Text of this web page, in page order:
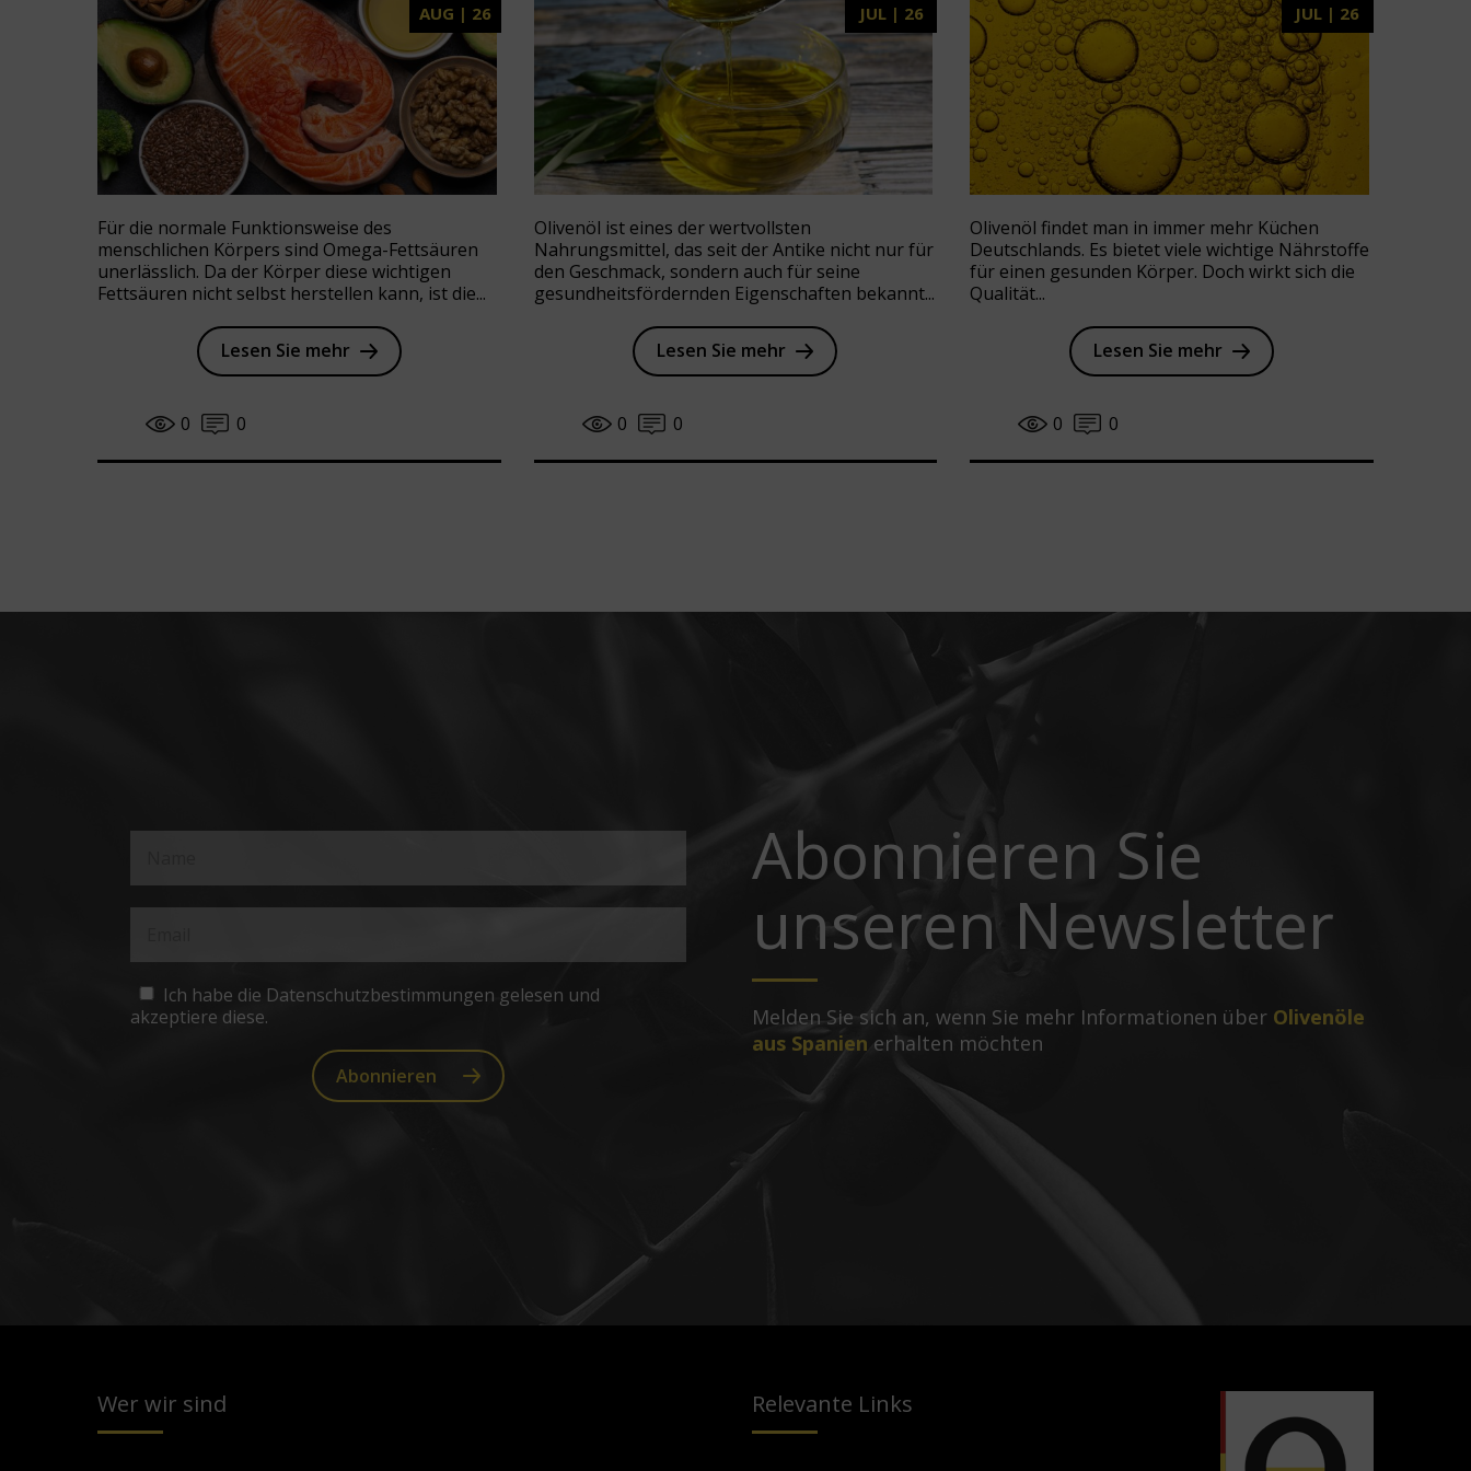
AUG | 26
Für die normale Funktionsweise des
menschlichen Körpers sind Omega-Fettsäuren
unerlässlich. Da der Körper diese wichtigen
Fettsäuren nicht selbst herstellen kann, ist die...
Lesen Sie mehr
0
0
JUL | 26
Olivenöl ist eines der wertvollsten
Nahrungsmittel, das seit der Antike nicht nur für
den Geschmack, sondern auch für seine
gesundheitsfördernden Eigenschaften bekannt...
Lesen Sie mehr
0
0
JUL | 26
Olivenöl findet man in immer mehr Küchen
Deutschlands. Es bietet viele wichtige Nährstoffe
für einen gesunden Körper. Doch wirkt sich die
Qualität...
Lesen Sie mehr
0
0
Ich habe die Datenschutzbestimmungen gelesen und
akzeptiere diese.
Abonnieren
Abonnieren Sie
unseren Newsletter
Melden Sie sich an, wenn Sie mehr Informationen über Olivenöle
aus Spanien erhalten möchten
Wer wir sind Relevante Links